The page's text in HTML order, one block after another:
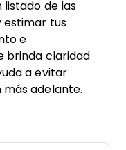
listado de las
estimar tus
e
brinda claridad
a evitar
adelante.